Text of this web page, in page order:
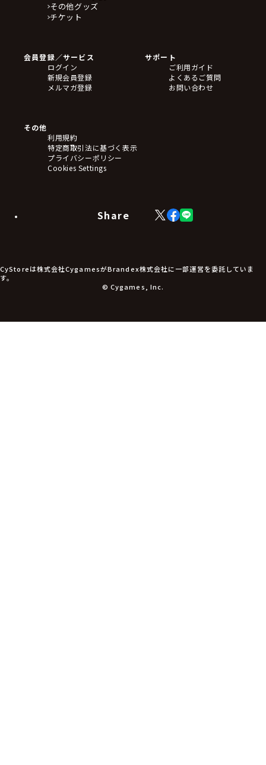
その他グッズ
チケット
会員登録／サービス
ログイン
新規会員登録
メルマガ登録
サポート
ご利用ガイド
よくあるご質問
お問い合わせ
その他
利用規約
特定商取引法に基づく表示
プライバシーポリシー
Cookies Settings
Share
X
(Twitter)
Facebook
LINE
CyStoreは株式会社CygamesがBrandex株式会社に一部運営を委託していま
す。
© Cygames, Inc.